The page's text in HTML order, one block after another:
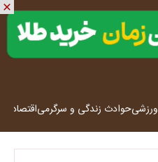
ورزشیحوادث زندگی و سرگرمیاقتصاد